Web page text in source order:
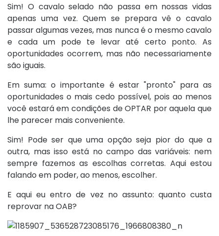
Sim! O cavalo selado não passa em nossas vidas
apenas uma vez. Quem se prepara vê o cavalo
passar algumas vezes, mas nunca é o mesmo cavalo
e cada um pode te levar até certo ponto. As
oportunidades ocorrem, mas não necessariamente
são iguais.
Em suma: o importante é estar "pronto" para as
oportunidades o mais cedo possível, pois ao menos
você estará em condições de OPTAR por aquela que
lhe parecer mais conveniente.
Sim! Pode ser que uma opção seja pior do que a
outra, mas isso está no campo das variáveis: nem
sempre fazemos as escolhas corretas. Aqui estou
falando em poder, ao menos, escolher.
E aqui eu entro de vez no assunto: quanto custa
reprovar na OAB?